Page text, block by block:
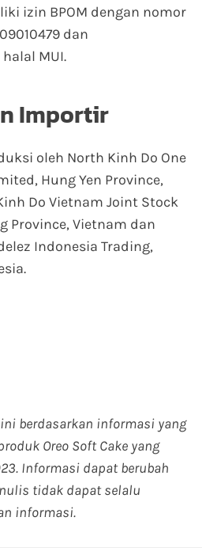
izin BPOM dengan nomor
dan
MUI.
Importir
oleh North Kinh Do One
Hung Yen Province,
Do Vietnam Joint Stock
Province, Vietnam dan
Indonesia Trading,
berdasarkan informasi yang
Oreo Soft Cake yang
Informasi dapat berubah
tidak dapat selalu
informasi.